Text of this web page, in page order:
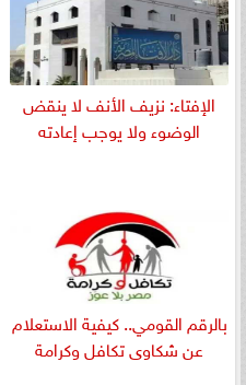
الإفتاء: نزيف الأنف لا ينقض
الوضوء ولا يوجب إعادته
بالرقم القومي.. كيفية الاستعلام
عن شكاوى تكافل وكرامة